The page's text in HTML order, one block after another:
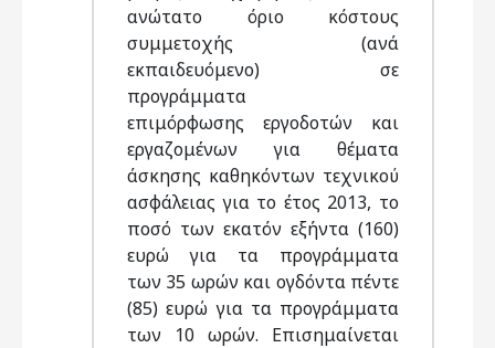
ανώτατο όριο κόστους
συμμετοχής (ανά
εκπαιδευόμενο) σε
προγράμματα
επιμόρφωσης εργοδοτών και
εργαζομένων για θέματα
άσκησης καθηκόντων τεχνικού
ασφάλειας για το έτος 2013, το
ποσό των εκατόν εξήντα (160)
ευρώ για τα προγράμματα
των 35 ωρών και ογδόντα πέντε
(85) ευρώ για τα προγράμματα
των 10 ωρών. Επισημαίνεται